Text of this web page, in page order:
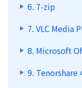
6. 7-zip
7. VLC Media
8. Microsoft
9. Tenorshare